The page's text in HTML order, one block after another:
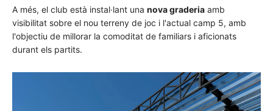
A més, el club està instal·lant una nova graderia amb
visibilitat sobre el nou terreny de joc i l'actual camp 5, amb
l'objectiu de millorar la comoditat de familiars i aficionats
durant els partits.